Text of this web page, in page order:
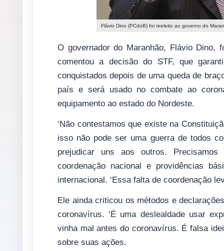
Flávio Dino (PCdoB) foi reeleito ao governo do
O governador do Maranhão, Flávio
comentou a decisão do STF, que
conquistados depois de uma queda de
país e será usado no combate ao
equipamento ao estado do Nordeste.
‘Não contestamos que existe na
isso não pode ser uma guerra de todos
prejudicar uns aos outros.
coordenação nacional e providências
internacional. ‘Essa falta de coordenação
Ele ainda criticou os métodos e
coronavírus. ‘É uma deslealdade usar
vinha mal antes do coronavírus. É falsa
sobre suas ações.